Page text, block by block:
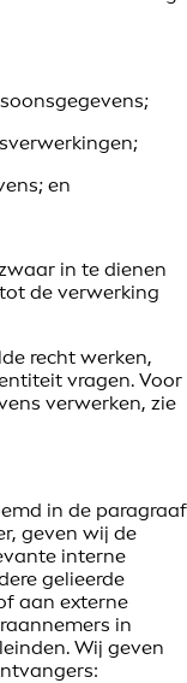
en
in te dienen
de verwerking
recht werken,
vragen. Voor
verwerken, zie
in de paragraaf
geven wij de
interne
gelieerde
aan externe
in
Wij geven